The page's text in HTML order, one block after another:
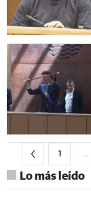
1 …
Lo más leído